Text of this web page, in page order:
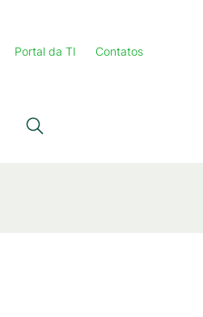
Portal da TI Contatos